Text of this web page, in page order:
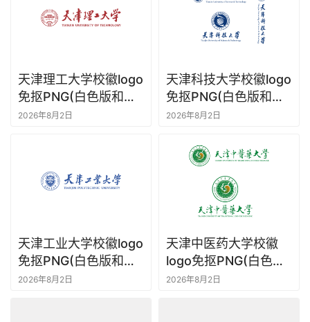
讯
平
设
计
天津理工大学校徽logo
免抠PNG(白色版和彩
色版)ai,SVG矢量素材
2026年8月2日
天津科技大学校徽logo
免抠PNG(白色版和彩
色版)ai,SVG矢量素材
2026年8月2日
天津工业大学校徽logo
免抠PNG(白色版和彩
色版)ai,SVG矢量素材
2026年8月2日
天津中医药大学校徽
logo免抠PNG(白色版
和彩色版)ai,SVG矢量
2026年8月2日